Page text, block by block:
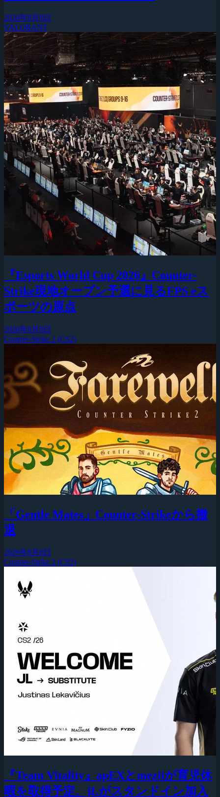
2026年8月9日
VALORANT
『Esports World Cup 2026』Counter-
Strike現地オープン予選に見るFPS eス
ポーツの原点
2026年8月9日
Counter-Strike 2 (CS2)
「Gentle Mates」Counter-Strikeから撤
退
2026年8月8日
Counter-Strike 2 (CS2)
『Team Vitality』apEXとmeziiが育児休
暇を取得予定、jLがスタンドイン加入